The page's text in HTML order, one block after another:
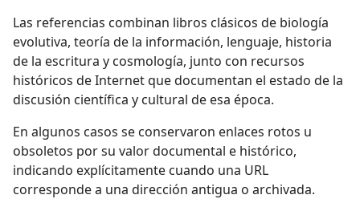
Las referencias combinan libros clásicos de biología
evolutiva, teoría de la información, lenguaje, historia
de la escritura y cosmología, junto con recursos
históricos de Internet que documentan el estado de la
discusión científica y cultural de esa época.
En algunos casos se conservaron enlaces rotos u
obsoletos por su valor documental e histórico,
indicando explícitamente cuando una URL
corresponde a una dirección antigua o archivada.